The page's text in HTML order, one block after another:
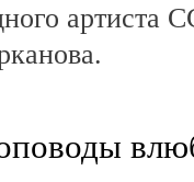
артиста